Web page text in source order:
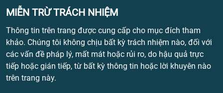
MIỄN TRỪ TRÁCH NHIỆM
Thông tin trên trang được cung cấp cho mục đích tham
khảo. Chúng tôi không chịu bất kỳ trách nhiệm nào, đối với
các vấn đề pháp lý, mất mát hoặc rủi ro, do hậu quả trực
tiếp hoặc gián tiếp, từ bất kỳ thông tin hoặc lời khuyên nào
trên trang này.